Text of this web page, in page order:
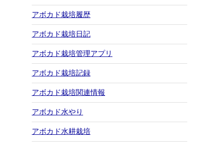
アボカド栽培履歴
アボカド栽培日記
アボカド栽培管理アプリ
アボカド栽培記録
アボカド栽培関連情報
アボカド水やり
アボカド水耕栽培